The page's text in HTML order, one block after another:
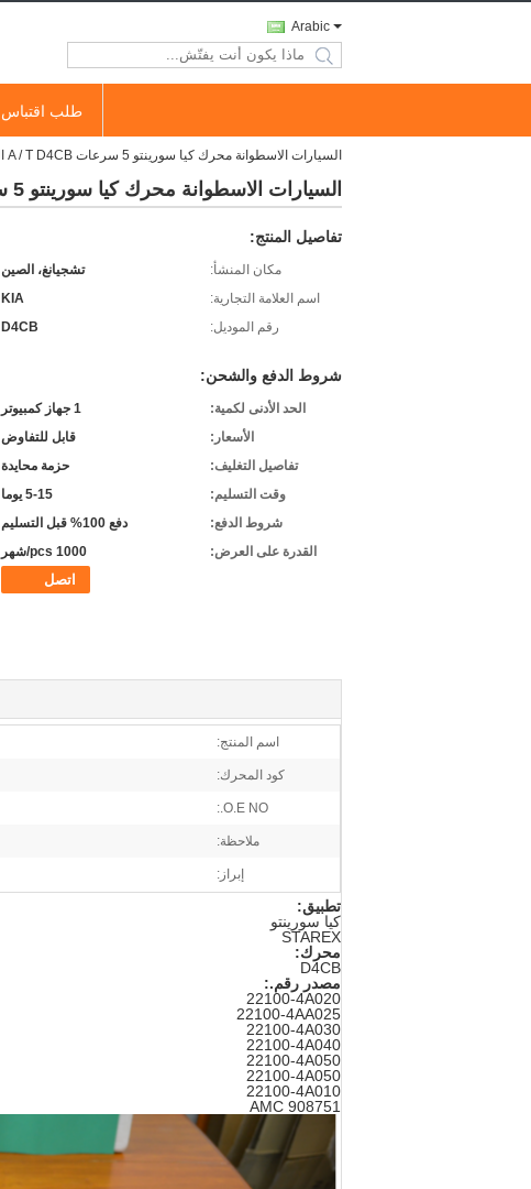
Arabic
search
طلب اقتباس
السيارات الاسطوانة محرك كيا سورينتو 5 سرعات A / T D4CB الديزل 2.5 CRDI 22100-4A010
السيارات الاسطوانة محرك كيا سورينتو 5 سرعات A / T D4CB الديزل 2.5 CRDI 22100-4A010
تفاصيل المنتج:
مكان المنشأ:
تشجيانغ، الصين
اسم العلامة التجارية:
KIA
رقم الموديل:
D4CB
شروط الدفع والشحن:
الحد الأدنى لكمية:
1 جهاز كمبيوتر
الأسعار:
قابل للتفاوض
تفاصيل التغليف:
حزمة محايدة
وقت التسليم:
5-15 يوما
شروط الدفع:
دفع 100% قبل التسليم
القدرة على العرض:
1000 pcs/شهر
اتصل
اسم المنتج:
كود المحرك:
O.E NO.:
ملاحظة:
إبراز:
تطبيق:
كيا سورينتو
STAREX
محرك:
D4CB
مصدر رقم.:
22100-4A020
22100-4AA025
22100-4A030
22100-4A040
22100-4A050
22100-4A050
22100-4A010
AMC 908751